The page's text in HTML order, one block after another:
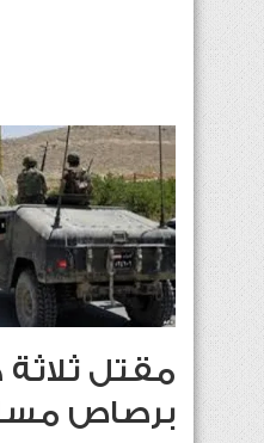
مقتل ثلاثة
برصاص